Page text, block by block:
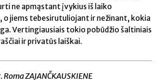
ne apmąstant įvykius iš laiko
o jiems tebesirutuliojant ir nežinant, kokia
Vertingiausiais tokio pobūdžio šaltiniais
ir privatūs laiškai.
ZAJANČKAUSKIENE